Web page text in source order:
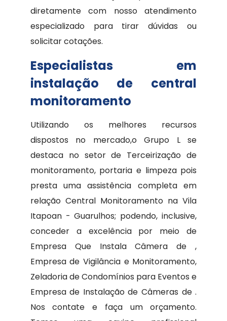
diretamente com nosso atendimento
especializado para tirar dúvidas ou
solicitar cotações.
Especialistas em
instalação de central
monitoramento
Utilizando os melhores recursos
dispostos no mercado,o Grupo L se
destaca no setor de Terceirização de
monitoramento, portaria e limpeza pois
presta uma assistência completa em
relação Central Monitoramento na Vila
Itapoan - Guarulhos; podendo, inclusive,
conceder a excelência por meio de
Empresa Que Instala Câmera de ,
Empresa de Vigilância e Monitoramento,
Zeladoria de Condomínios para Eventos e
Empresa de Instalação de Câmeras de .
Nos contate e faça um orçamento.